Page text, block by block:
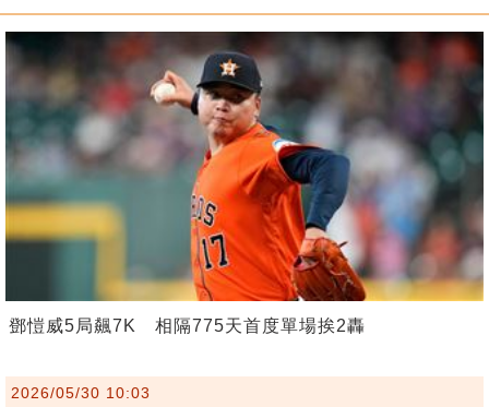
鄧愷威5局飆7K 相隔775天首度單場挨2轟
2026/05/30 10:03